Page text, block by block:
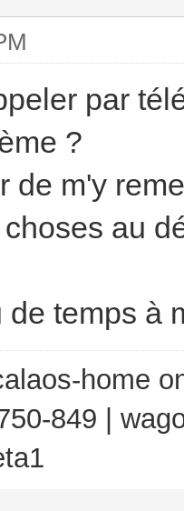
par
?
de m'y
au
temps à
home
849 |